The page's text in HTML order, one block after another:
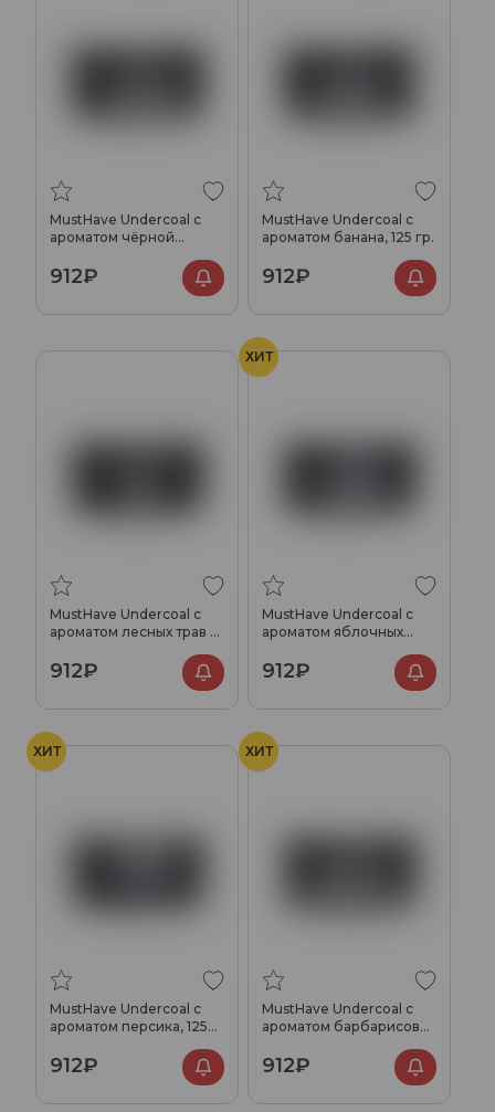
MustHave Undercoal с
ароматом чёрной
912₽
MustHave Undercoal с
ароматом банана, 125 гр.
912₽
MustHave Undercoal с
ароматом лесных трав и
912₽
ХИТ
MustHave Undercoal с
ароматом яблочных
912₽
ХИТ
MustHave Undercoal с
ароматом персика, 125
912₽
ХИТ
MustHave Undercoal с
ароматом барбарисовых
912₽